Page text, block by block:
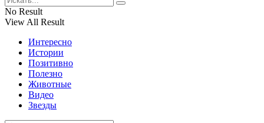
No Result
View All Result
Интересно
Истории
Позитивно
Полезно
Животные
Видео
Звезды